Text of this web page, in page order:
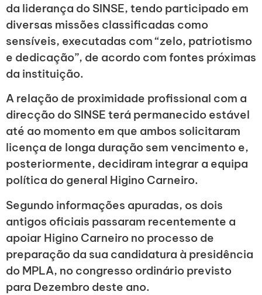
da liderança do SINSE, tendo participado em
diversas missões classificadas como
sensíveis, executadas com “zelo, patriotismo
e dedicação”, de acordo com fontes próximas
da instituição.
A relação de proximidade profissional com a
direcção do SINSE terá permanecido estável
até ao momento em que ambos solicitaram
licença de longa duração sem vencimento e,
posteriormente, decidiram integrar a equipa
política do general Higino Carneiro.
Segundo informações apuradas, os dois
antigos oficiais passaram recentemente a
apoiar Higino Carneiro no processo de
preparação da sua candidatura à presidência
do MPLA, no congresso ordinário previsto
para Dezembro deste ano.